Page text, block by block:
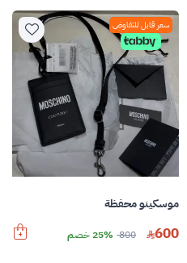
سعر قابل للتفاوض
موسكينو محفظة
600
800 25% خصم